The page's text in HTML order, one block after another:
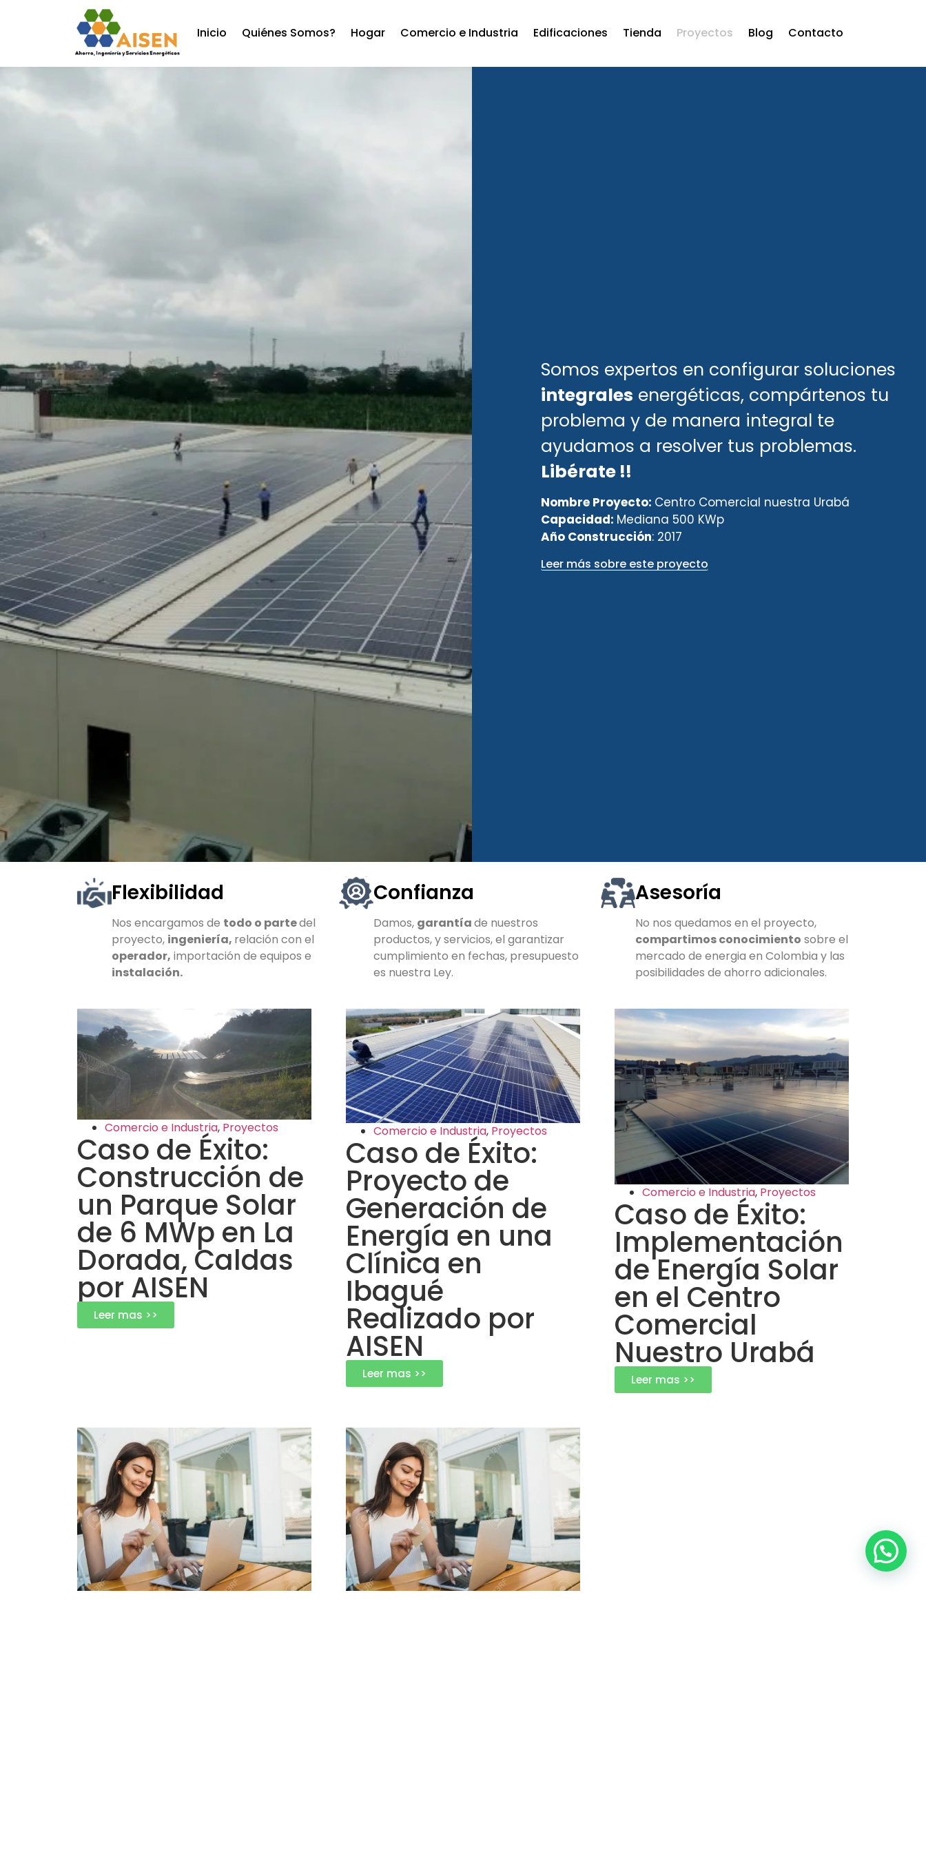
Inicio Quiénes Somos? Hogar Comercio e Industria Edificaciones Tienda Proyectos Blog Contacto
Somos expertos en configurar soluciones
integrales energéticas, compártenos tu
problema y de manera integral te
ayudamos a resolver tus problemas.
Libérate !!
Nombre Proyecto: Centro Comercial nuestra Urabá
Capacidad: Mediana 500 KWp
Año Construcción: 2017
Leer más sobre este proyecto
Flexibilidad
Nos encargamos de todo o partedel
proyecto, ingeniería, relación con el
operador, importación de equipos e
instalación.
Confianza
Damos, garantíade nuestros
productos, y servicios, el garantizar
cumplimiento en fechas, presupuesto
es nuestra Ley.
Asesoría
No nos quedamos en el proyecto,
compartimos conocimiento sobre el
mercado de energia en Colombia y las
posibilidades de ahorro adicionales.
Comercio e Industria, Proyectos
Caso de Éxito:
Construcción de
un Parque Solar
de 6 MWp en La
Dorada, Caldas
por AISEN
Leer mas >>
Comercio e Industria, Proyectos
Caso de Éxito:
Proyecto de
Generación de
Energía en una
Clínica en
Ibagué
Realizado por
AISEN
Leer mas >>
Comercio e Industria, Proyectos
Caso de Éxito:
Implementación
de Energía Solar
en el Centro
Comercial
Nuestro Urabá
Leer mas >>